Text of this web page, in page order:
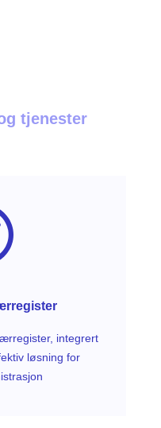
tjenester
integrert
løsning for